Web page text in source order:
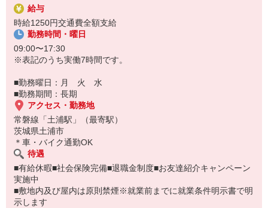
★★履歴書・証明写真は不要！★★
また、ご登録済の方はお仕事の紹介がスムーズです。
ご応募お待ちしています。
給与
時給1250円交通費全額支給
勤務時間・曜日
09:00〜17:30
※表記のうち実働7時間です。
■勤務曜日：月 火 水
■勤務期間：長期
アクセス・勤務地
常磐線「土浦駅」（最寄駅）
茨城県土浦市
＊車・バイク通勤OK
待遇
■有給休暇■社会保険完備■退職金制度■お友達紹介キャンペーン
実施中
■敷地内及び屋内は原則禁煙※就業前までに就業条件明示書で明
示します